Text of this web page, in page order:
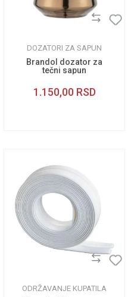
DOZATORI ZA SAPUN
Brandol dozator za
tečni sapun
1.150,00 RSD
ODRŽAVANJE KUPATILA